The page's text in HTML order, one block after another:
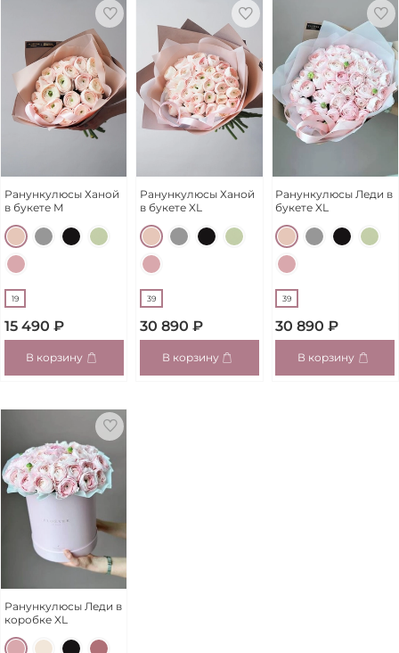
Ранункулюсы Ханой
в букете M
19
15 490 ₽
В корзину
Ранункулюсы Ханой
в букете XL
39
30 890 ₽
В корзину
Ранункулюсы Леди в
букете XL
39
30 890 ₽
В корзину
Ранункулюсы Леди в
коробке XL